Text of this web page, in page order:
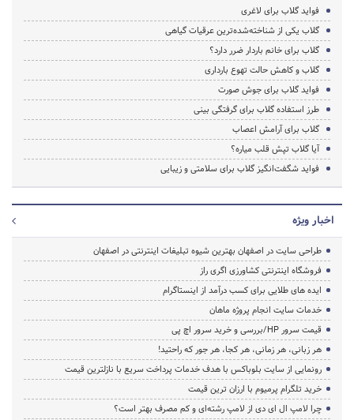
فواید گلاب برای لاغری
گلاب یکی از شناخته‌شده‌ترین عرقیات گیاهی
گلاب برای خانم باردار ضرر دارد؟
گلاب و کاهش حالت تهوع بارداری
فواید گلاب برای جوش صورت
طرز استفاده گلاب برای گرفتگی بینی
گلاب برای آرامش اعصاب
آیا گلاب تپش قلب میاره؟
فواید شگفت‌انگیز گلاب برای سلامتی و زیبایی
اخبار ویژه
طراحی سایت در اصفهان بهترین شیوه تبلیغات اینترنتی در اصفهان
فروشگاه اینترنتی کشاورزی اگری راز
ایده های طلایی برای کسب درآمد از اینستاگرام
خدمات سایت انجام پروژه ماهان
قیمت سرور HP/بررسی و خرید سرور اچ پی
هر زبانی، هر زمانی، هر کجا، هر جور که راحتید!
رونمایی از سایت بلوباکس با هدف خدمات پرداخت سریع با نازلترین قیمت
خرید تلگرام پرمیوم با ارزان ترین قیمت
چرا لامپ ال ای دی از لامپ رشته‌ای و کم مصرف بهتر است؟